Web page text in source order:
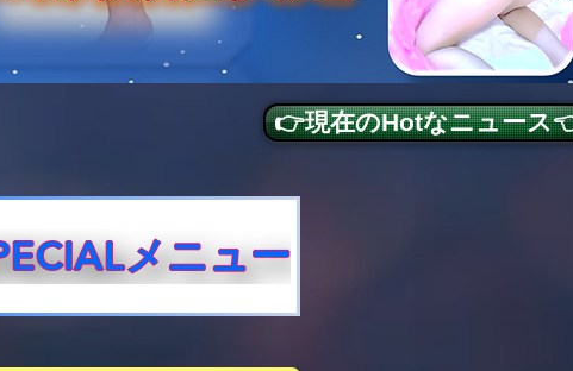
👉現在のHotなニュース
メニュー